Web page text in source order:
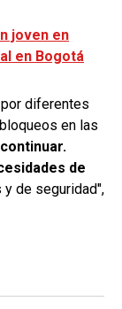
joven en
en Bogotá
diferentes
en las
de
de seguridad",